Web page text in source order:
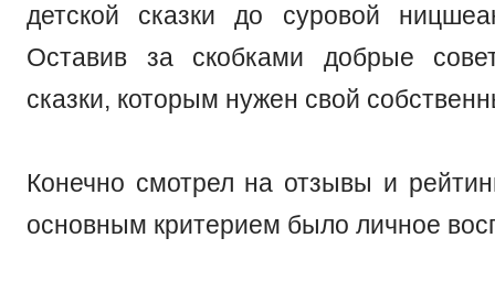
детской сказки до суровой
Оставив за скобками добрые
сказки, которым нужен свой
Конечно смотрел на отзывы и
основным критерием было личное